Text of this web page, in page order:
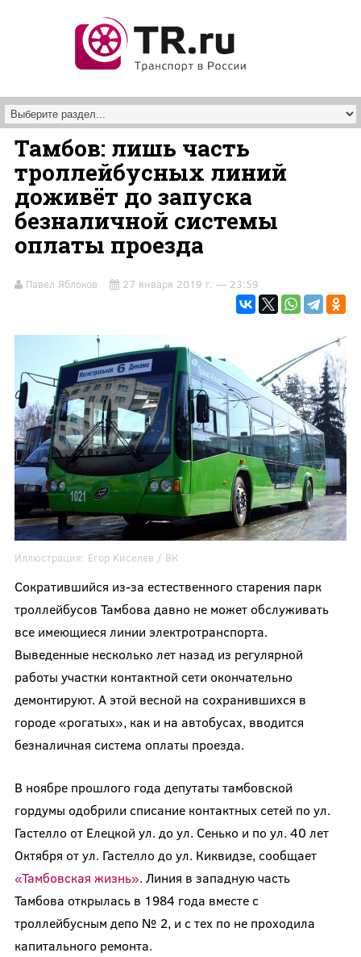
Тамбов: лишь часть
троллейбусных линий
доживёт до запуска
безналичной системы
оплаты проезда
Павел Яблоков 27 января 2019 г. — 23:59
Иллюстрация: Εгор Κиселев / ВК
Сократившийся из-за естественного старения парк
троллейбусов Тамбова давно не может обслуживать
все имеющиеся линии электротранспорта.
Выведенные несколько лет назад из регулярной
работы участки контактной сети окончательно
демонтируют. А этой весной на сохранившихся в
городе «рогатых», как и на автобусах, вводится
безналичная система оплаты проезда.
В ноябре прошлого года депутаты тамбовской
гордумы одобрили списание контактных сетей по ул.
Гастелло от Елецкой ул. до ул. Сенько и по ул. 40 лет
Октября от ул. Гастелло до ул. Киквидзе, сообщает
«Тамбовская жизнь». Линия в западную часть
Тамбова открылась в 1984 года вместе с
троллейбусным депо № 2, и с тех по не проходила
капитального ремонта.